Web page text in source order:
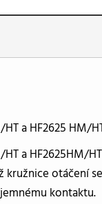
a HF2625 HM/
a HF2625HM/
otáčení
kontaktu.